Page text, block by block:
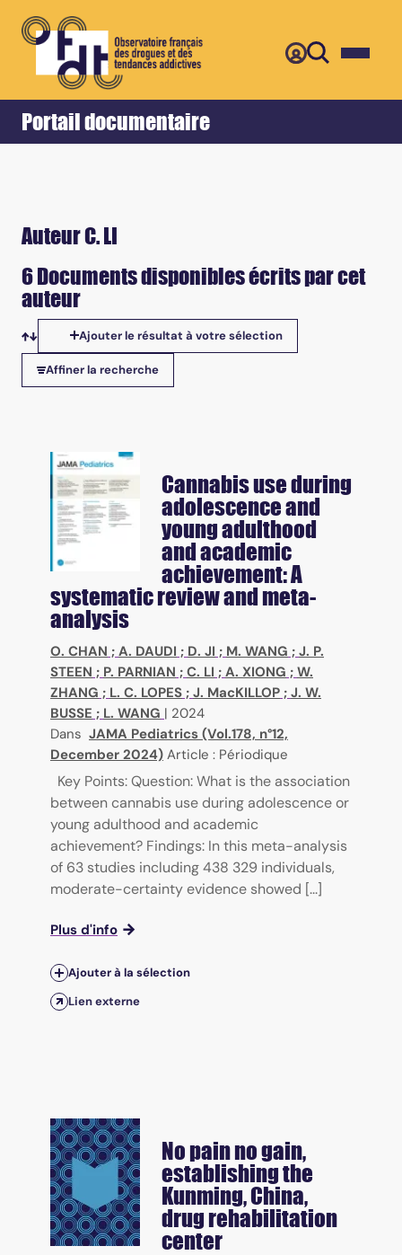
Portail documentaire
Accueil Retour
Auteur C. LI
6 Documents disponibles écrits par cet
auteur
Tris disponibles
Ajouter le résultat à votre sélection
Affiner la recherche
Cannabis use during
adolescence and
young adulthood
and academic
achievement: A
systematic review and meta-
analysis
O. CHAN ; A. DAUDI ; D. JI ; M. WANG ; J. P.
STEEN ; P. PARNIAN ; C. LI ; A. XIONG ; W.
ZHANG ; L. C. LOPES ; J. MacKILLOP ; J. W.
BUSSE ; L. WANG | 2024
Dans JAMA Pediatrics (Vol.178, n°12,
December 2024) Article : Périodique
Key Points: Question: What is the association
between cannabis use during adolescence or
young adulthood and academic
achievement? Findings: In this meta-analysis
of 63 studies including 438 329 individuals,
moderate-certainty evidence showed [...]
Plus d'info
Ajouter à la sélection
Lien externe
No pain no gain,
establishing the
Kunming, China,
drug rehabilitation
center